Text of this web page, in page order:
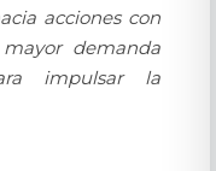
acciones con
demanda
impulsar la